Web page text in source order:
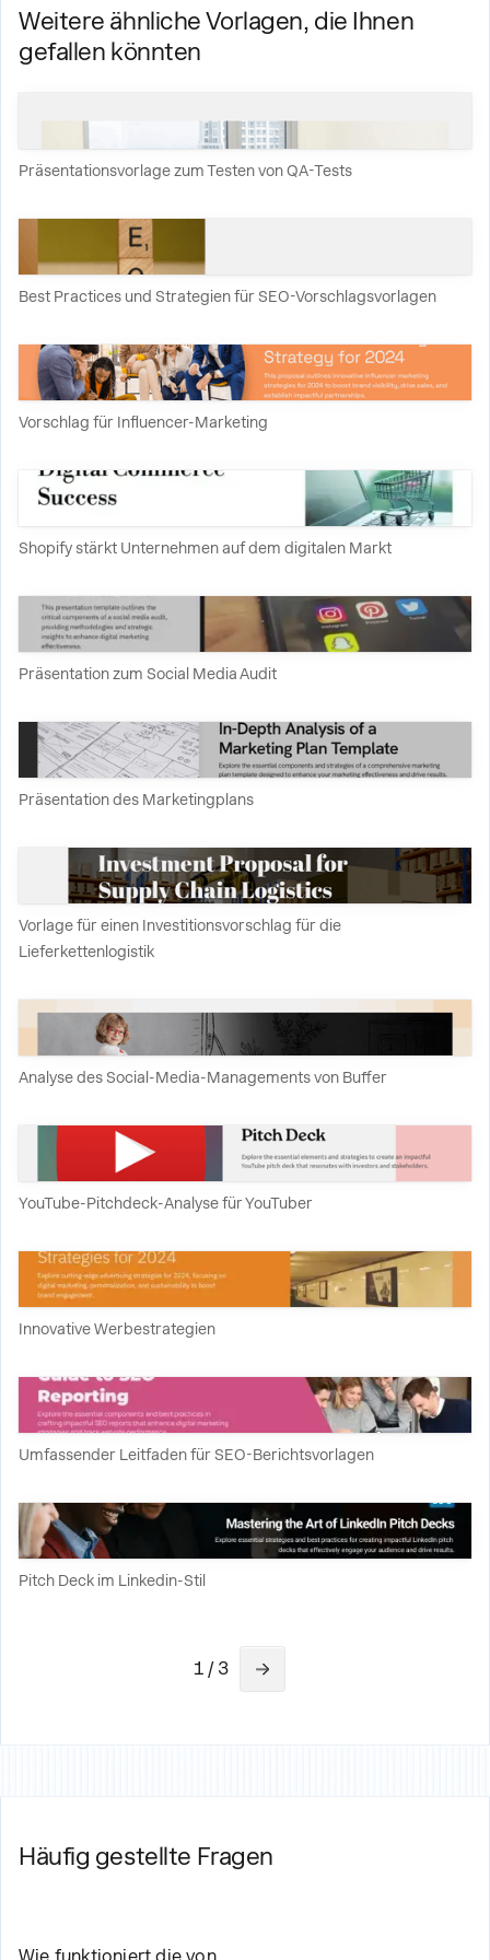
Weitere ähnliche Vorlagen, die Ihnen
gefallen könnten
Präsentationsvorlage zum Testen von QA-Tests
Best Practices und Strategien für SEO-Vorschlagsvorlagen
Vorschlag für Influencer-Marketing
Shopify stärkt Unternehmen auf dem digitalen Markt
Präsentation zum Social Media Audit
Präsentation des Marketingplans
Vorlage für einen Investitionsvorschlag für die
Lieferkettenlogistik
Analyse des Social-Media-Managements von Buffer
YouTube-Pitchdeck-Analyse für YouTuber
Innovative Werbestrategien
Umfassender Leitfaden für SEO-Berichtsvorlagen
Pitch Deck im Linkedin-Stil
1 / 3
Häufig gestellte Fragen